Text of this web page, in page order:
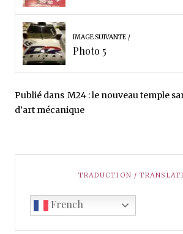
IMAGE SUIVANTE
Photo 5
Publié dans M24 : le nouveau temple
d’art mécanique
TRADUCTION /
French